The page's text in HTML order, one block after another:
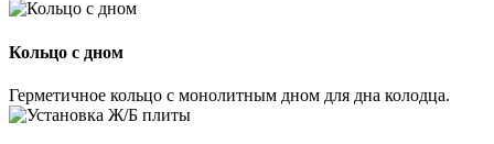
Кольцо с дном
Герметичное кольцо с монолитным дном для дна колодца.